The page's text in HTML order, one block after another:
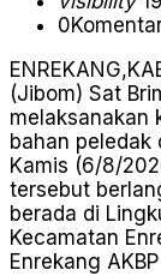
0
(Jibom) Sat
melaksanakan
bahan peledak
Kamis (6/8/
tersebut
berada di
Kecamatan
Enrekang